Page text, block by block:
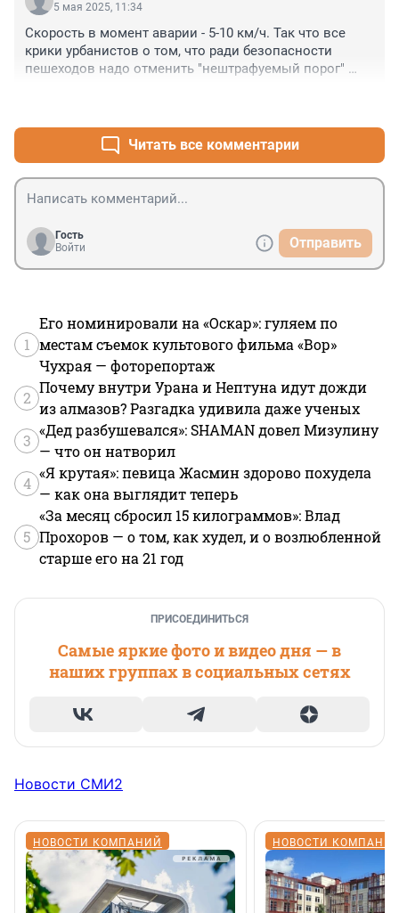
5 мая 2025, 11:34
Скорость в момент аварии - 5-10 км/ч. Так что все
крики урбанистов о том, что ради безопасности
пешеходов надо отменить "нештрафуемый порог"
Читать все комментарии
Гость
Войти
Отправить
1
Его номинировали на «Оскар»: гуляем по
местам съемок культового фильма «Вор»
Чухрая — фоторепортаж
2
Почему внутри Урана и Нептуна идут дожди
из алмазов? Разгадка удивила даже ученых
3
«Дед разбушевался»: SHAMAN довел Мизулину
— что он натворил
4
«Я крутая»: певица Жасмин здорово похудела
— как она выглядит теперь
5
«За месяц сбросил 15 килограммов»: Влад
Прохоров — о том, как худел, и о возлюбленной
старше его на 21 год
ПРИСОЕДИНИТЬСЯ
Самые яркие фото и видео дня — в
наших группах в социальных сетях
Новости СМИ2
НОВОСТИ КОМПАНИЙ НОВОСТИ